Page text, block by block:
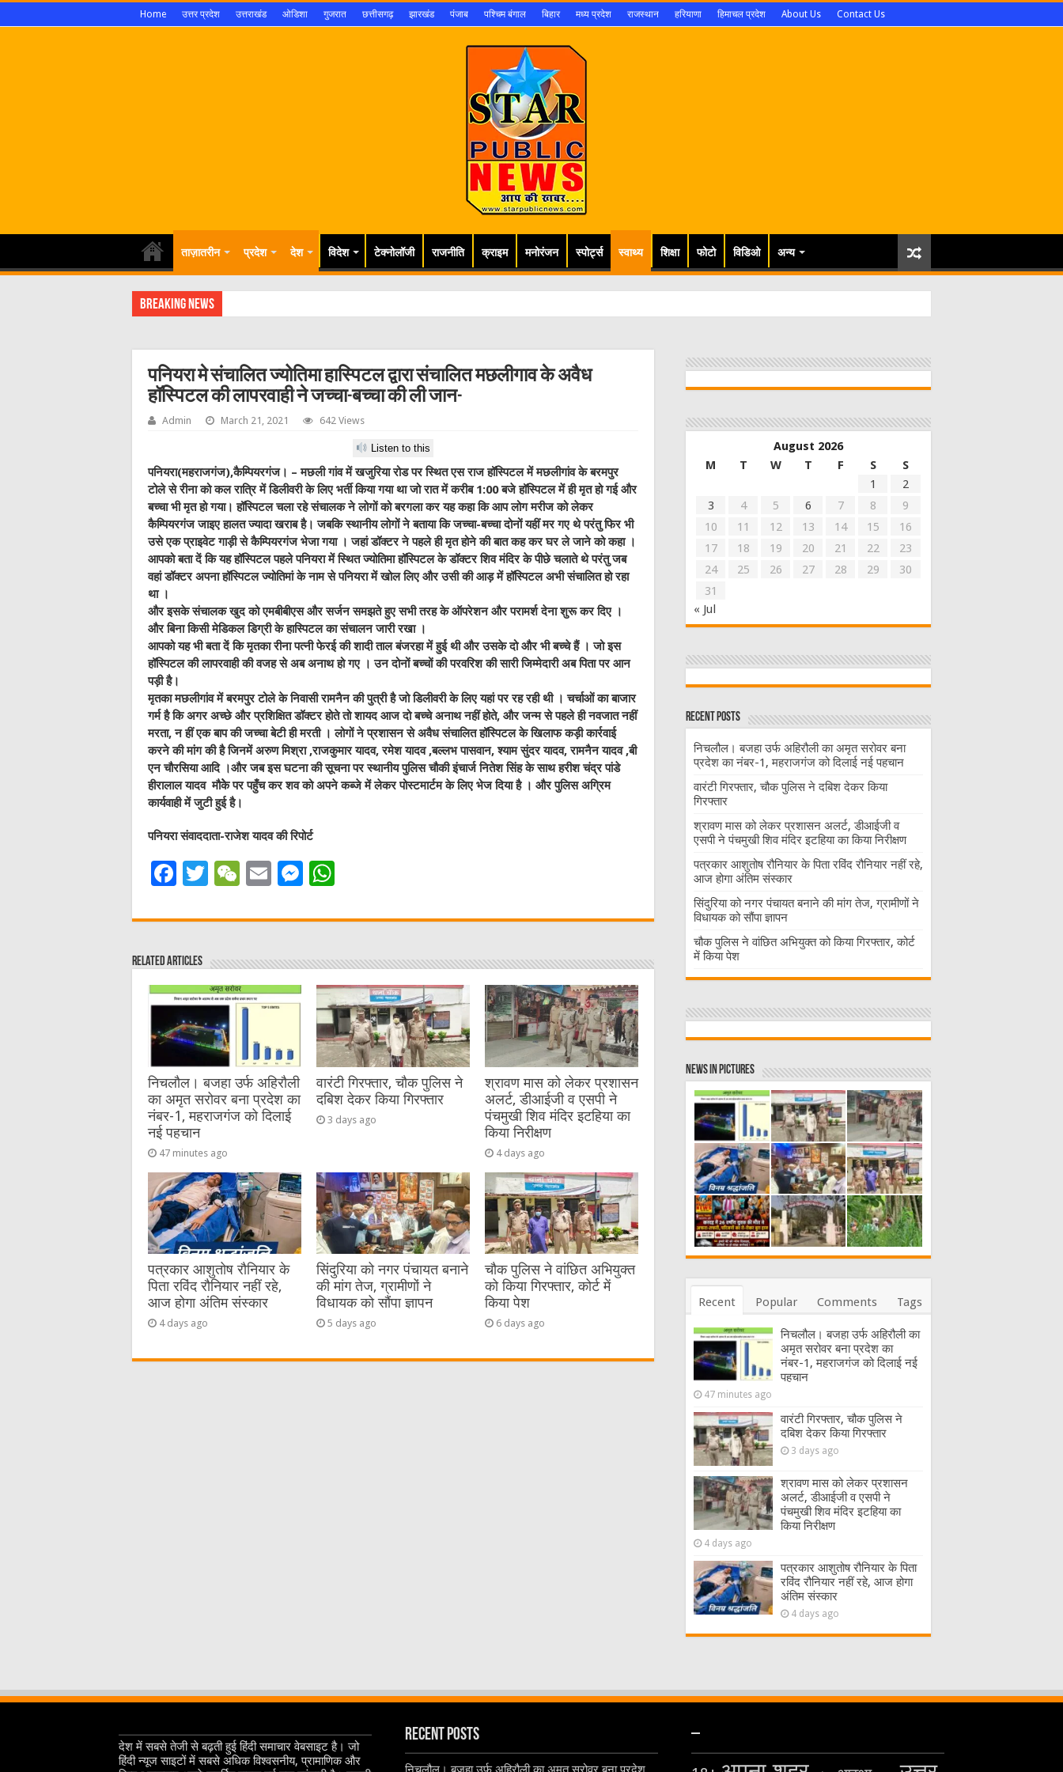
Home उत्तर प्रदेश उत्तराखंड ओडिशा गुजरात छत्तीसगढ़ झारखंड पंजाब पश्चिम बंगाल बिहार मध्य प्रदेश राजस्थान हरियाणा हिमाचल प्रदेश About Us Contact Us
ताज़ातरीन प्रदेश देश विदेश टेक्नोलॉजी राजनीति क्राइम मनोरंजन स्पोर्ट्स स्वाथ्य शिक्षा फोटो विडिओ अन्य
Breaking News
पनियरा मे संचालित ज्योतिमा हास्पिटल द्वारा संचालित मछलीगाव के अवैध
हॉस्पिटल की लापरवाही ने जच्चा-बच्चा की ली जान-
Admin March 21, 2021 642 Views
Listen to this
पनियरा(महराजगंज),कैम्पियरगंज। – मछली गांव में खजुरिया रोड पर स्थित एस राज हॉस्पिटल में मछलीगांव के बरमपुर
टोले से रीना को कल रात्रि में डिलीवरी के लिए भर्ती किया गया था जो रात में करीब 1:00 बजे हॉस्पिटल में ही मृत हो गई और
बच्चा भी मृत हो गया। हॉस्पिटल चला रहे संचालक ने लोगों को बरगला कर यह कहा कि आप लोग मरीज को लेकर
कैम्पियरगंज जाइए हालत ज्यादा खराब है। जबकि स्थानीय लोगों ने बताया कि जच्चा-बच्चा दोनों यहीं मर गए थे परंतु फिर भी
उसे एक प्राइवेट गाड़ी से कैम्पियरगंज भेजा गया । जहां डॉक्टर ने पहले ही मृत होने की बात कह कर घर ले जाने को कहा ।
आपको बता दें कि यह हॉस्पिटल पहले पनियरा में स्थित ज्योतिमा हॉस्पिटल के डॉक्टर शिव मंदिर के पीछे चलाते थे परंतु जब
वहां डॉक्टर अपना हॉस्पिटल ज्योतिमां के नाम से पनियरा में खोल लिए और उसी की आड़ में हॉस्पिटल अभी संचालित हो रहा
था ।
और इसके संचालक खुद को एमबीबीएस और सर्जन समझते हुए सभी तरह के ऑपरेशन और परामर्श देना शुरू कर दिए ।
और बिना किसी मेडिकल डिग्री के हास्पिटल का संचालन जारी रखा ।
आपको यह भी बता दें कि मृतका रीना पत्नी फेरई की शादी ताल बंजरहा में हुई थी और उसके दो और भी बच्चे हैं । जो इस
हॉस्पिटल की लापरवाही की वजह से अब अनाथ हो गए । उन दोनों बच्चों की परवरिश की सारी जिम्मेदारी अब पिता पर आन
पड़ी है।
मृतका मछलीगांव में बरमपुर टोले के निवासी रामनैन की पुत्री है जो डिलीवरी के लिए यहां पर रह रही थी । चर्चाओं का बाजार
गर्म है कि अगर अच्छे और प्रशिक्षित डॉक्टर होते तो शायद आज दो बच्चे अनाथ नहीं होते, और जन्म से पहले ही नवजात नहीं
मरता, न हीं एक बाप की जच्चा बेटी ही मरती । लोगों ने प्रशासन से अवैध संचालित हॉस्पिटल के खिलाफ कड़ी कार्रवाई
करने की मांग की है जिनमें अरुण मिश्रा ,राजकुमार यादव, रमेश यादव ,बल्लभ पासवान, श्याम सुंदर यादव, रामनैन यादव ,बी
एन चौरसिया आदि ।और जब इस घटना की सूचना पर स्थानीय पुलिस चौकी इंचार्ज नितेश सिंह के साथ हरीश चंद्र पांडे
हीरालाल यादव मौकेे पर पहुँच कर शव को अपने कब्जे में लेकर पोस्टमार्टम के लिए भेज दिया है । और पुलिस अग्रिम
कार्यवाही में जुटी हुई है।
पनियरा संवाददाता-राजेश यादव की रिपोर्ट
F
c
e
b
o
o
k
T
it
r
W
C
at
E
ai
M
ss
n
g
er
at
A
p
p
Related Articles
निचलौल। बजहा उर्फ अहिरौली
का अमृत सरोवर बना प्रदेश का
नंबर-1, महराजगंज को दिलाई
नई पहचान
47 minutes ago
वारंटी गिरफ्तार, चौक पुलिस ने
दबिश देकर किया गिरफ्तार
3 days ago
श्रावण मास को लेकर प्रशासन
अलर्ट, डीआईजी व एसपी ने
पंचमुखी शिव मंदिर इटहिया का
किया निरीक्षण
4 days ago
पत्रकार आशुतोष रौनियार के
पिता रविंद रौनियार नहीं रहे,
आज होगा अंतिम संस्कार
4 days ago
सिंदुरिया को नगर पंचायत बनाने
की मांग तेज, ग्रामीणों ने
विधायक को सौंपा ज्ञापन
5 days ago
चौक पुलिस ने वांछित अभियुक्त
को किया गिरफ्तार, कोर्ट में
किया पेश
6 days ago
August 2026
M
T W T F S
S
1
2
3
4 5 6 7 8
9
10
11 12 13 14 15
16
17
18 19 20 21 22
23
24
25 26 27 28 29
30
31
« Jul
Recent Posts
निचलौल। बजहा उर्फ अहिरौली का अमृत सरोवर बना
प्रदेश का नंबर-1, महराजगंज को दिलाई नई पहचान
वारंटी गिरफ्तार, चौक पुलिस ने दबिश देकर किया
गिरफ्तार
श्रावण मास को लेकर प्रशासन अलर्ट, डीआईजी व
एसपी ने पंचमुखी शिव मंदिर इटहिया का किया निरीक्षण
पत्रकार आशुतोष रौनियार के पिता रविंद रौनियार नहीं रहे,
आज होगा अंतिम संस्कार
सिंदुरिया को नगर पंचायत बनाने की मांग तेज, ग्रामीणों ने
विधायक को सौंपा ज्ञापन
चौक पुलिस ने वांछित अभियुक्त को किया गिरफ्तार, कोर्ट
में किया पेश
News in Pictures
Recent Popular Comments Tags
निचलौल। बजहा उर्फ अहिरौली का
अमृत सरोवर बना प्रदेश का
नंबर-1, महराजगंज को दिलाई नई
पहचान
47 minutes ago
वारंटी गिरफ्तार, चौक पुलिस ने
दबिश देकर किया गिरफ्तार
3 days ago
श्रावण मास को लेकर प्रशासन
अलर्ट, डीआईजी व एसपी ने
पंचमुखी शिव मंदिर इटहिया का
किया निरीक्षण
4 days ago
पत्रकार आशुतोष रौनियार के पिता
रविंद रौनियार नहीं रहे, आज होगा
अंतिम संस्कार
4 days ago
देश में सबसे तेजी से बढ़ती हुई हिंदी समाचार वेबसाइट है। जो
हिंदी न्यूज साइटों में सबसे अधिक विश्वसनीय, प्रामाणिक और
Recent Posts –